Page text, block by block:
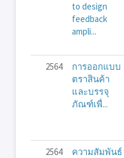
to design
feedback
ampli...
2564
การออกแบบ
ตราสินค้า
และบรรจุ
ภัณฑ์เพื่...
2564
ความสัมพันธ์